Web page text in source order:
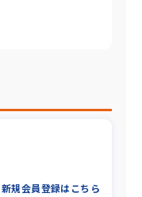
新規会員登録はこちら